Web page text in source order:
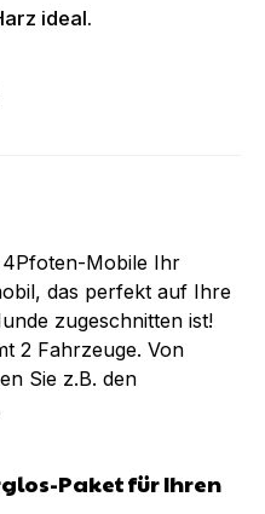
ideal.
Mobile Ihr
das perfekt auf Ihre
zugeschnitten ist!
2 Fahrzeuge. Von
Sie z.B. den
Paket für Ihren